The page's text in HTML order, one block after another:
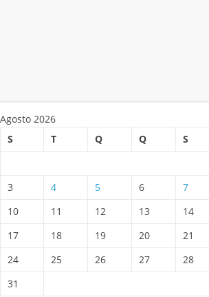
Agosto 2026
S
T Q Q S
3
4 5 6 7
10
11 12 13 14
17
18 19 20 21
24
25 26 27 28
31